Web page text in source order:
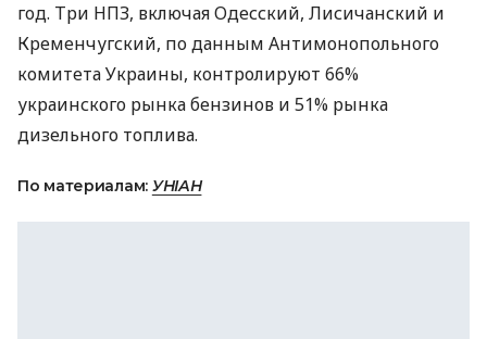
год. Три НПЗ, включая Одесский, Лисичанский и
Кременчугский, по данным Антимонопольного
комитета Украины, контролируют 66%
украинского рынка бензинов и 51% рынка
дизельного топлива.
По материалам: УНІАН